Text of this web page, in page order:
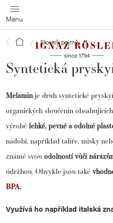
Přejít
na
obsah
Domů Slovník pojmů
Syntetická
Melamin je druh syntetické
organických sloučenin
výrobě lehké, pevné a odolné
nádobí, například talíře, misky
známé svou odolností vůči
údržbou. Obvykle jsou také
BPA.
Využívá ho například italská